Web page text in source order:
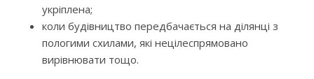
укріплена;
коли будівництво передбачається на ділянці з
пологими схилами, які нецілеспрямовано
вирівнювати тощо.